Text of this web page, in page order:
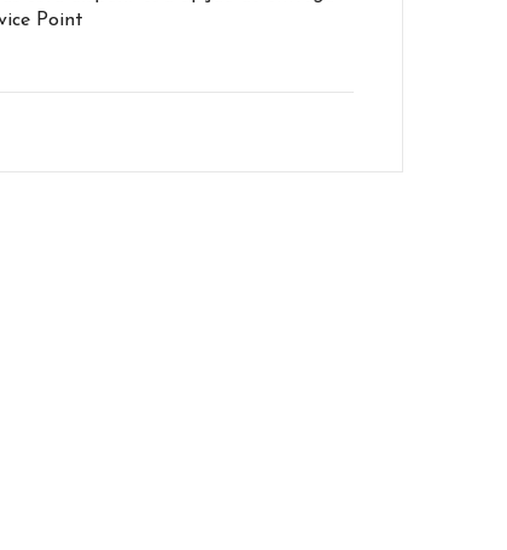
Point